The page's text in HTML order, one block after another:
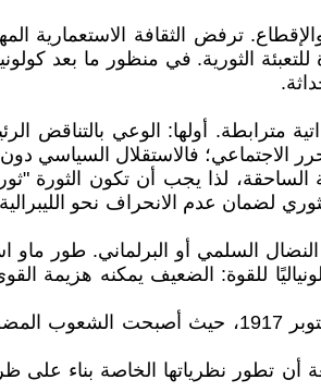
ترفض الثقافة الاستعمارية
الثورية. في منظور ما بعد
مترابطة. أولها: الوعي بالتناقض
فالاستقلال السياسي دون
الساحقة، لذا يجب أن تكون الثورة
لضمان عدم الانحراف نحو
السلمي أو البرلماني. طور ماو
للقوة: الضعيف يمكنه هزيمة
رابعًا: الارتباط بالثورة العالمية. رأى ماو الثورة الصينية جزءًا من
نظرياتها الخاصة بناء على